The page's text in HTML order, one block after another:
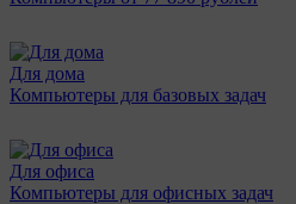
Для дома
Компьютеры для базовых задач
Для офиса
Компьютеры для офисных задач